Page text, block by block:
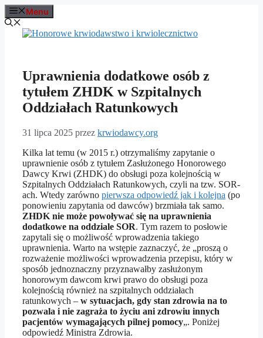
Przejdź
do
treści
Menu
Uprawnienia dodatkowe osób z
tytułem ZHDK w Szpitalnych
Oddziałach Ratunkowych
31 lipca 2025 przez krwiodawcy.org
Kilka lat temu (w 2015 r.) otrzymaliśmy zapytanie o
uprawnienie osób z tytułem Zasłużonego Honorowego
Dawcy Krwi (ZHDK) do obsługi poza kolejnością w
Szpitalnych Oddziałach Ratunkowych, czyli na tzw. SOR-
ach. Wtedy zarówno pierwsza odpowiedź jak i kolejna (po
ponowieniu zapytania od dawców) brzmiała tak samo.
ZHDK nie może powoływać się na uprawnienia
dodatkowe na oddziale SOR. Tym razem to posłowie
zapytali się o możliwość wprowadzenia takiego
uprawnienia. Warto na wstępie zaznaczyć, że „proszą o
rozważenie możliwości wprowadzenia przepisu, który w
sposób jednoznaczny przyznawałby zasłużonym
honorowym dawcom krwi prawo do obsługi poza
kolejnością również na szpitalnych oddziałach
ratunkowych – w sytuacjach, gdy stan zdrowia na to
pozwala i nie zagraża to życiu ani zdrowiu innych
pacjentów wymagających pilnej pomocy„. Poniżej
odpowiedź Ministra Zdrowia.